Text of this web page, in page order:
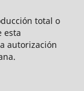
total o
esta
autorización